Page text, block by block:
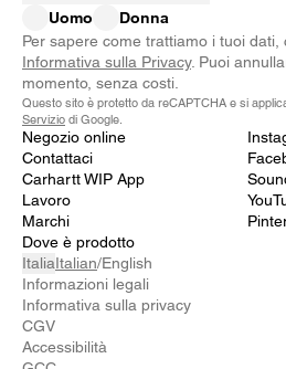
Uomo
Donna
Per sapere come trattiamo i tuoi
Informativa sulla Privacy. Puoi
momento, senza costi.
Questo sito è protetto da reCAPTCHA e si
Servizio di Google.
Negozio online
Contattaci
Carhartt WIP App
Lavoro
Marchi
Dove è prodotto
ItaliaItalian/English
Informazioni legali
Informativa sulla privacy
CGV
Accessibilità